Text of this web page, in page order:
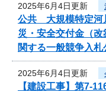
2025年6月4日更新
公共 大規模特定河
災・安全交付金（
関する一般競争入札
2025年6月4日更新
【建設工事】第7-